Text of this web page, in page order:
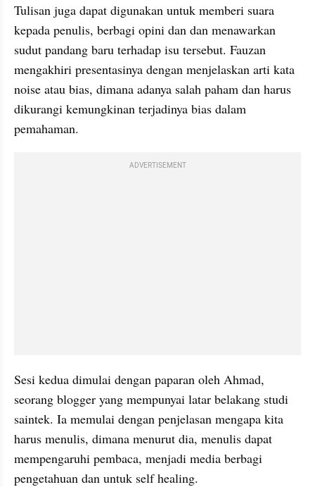
Tulisan juga dapat digunakan untuk memberi suara
kepada penulis, berbagi opini dan dan menawarkan
sudut pandang baru terhadap isu tersebut. Fauzan
mengakhiri presentasinya dengan menjelaskan arti kata
noise atau bias, dimana adanya salah paham dan harus
dikurangi kemungkinan terjadinya bias dalam
pemahaman.
ADVERTISEMENT
Sesi kedua dimulai dengan paparan oleh Ahmad,
seorang blogger yang mempunyai latar belakang studi
saintek. Ia memulai dengan penjelasan mengapa kita
harus menulis, dimana menurut dia, menulis dapat
mempengaruhi pembaca, menjadi media berbagi
pengetahuan dan untuk self healing.